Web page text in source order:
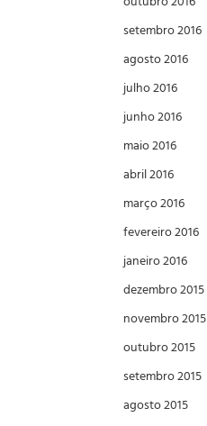
setembro 2016
agosto 2016
julho 2016
junho 2016
maio 2016
abril 2016
março 2016
fevereiro 2016
janeiro 2016
dezembro 2015
novembro 2015
outubro 2015
setembro 2015
agosto 2015